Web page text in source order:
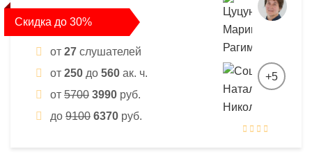
Скидка до 30%
от 27 слушателей
от 250 до 560 ак. ч.
от 5700 3990 руб.
до 9100 6370 руб.
+5